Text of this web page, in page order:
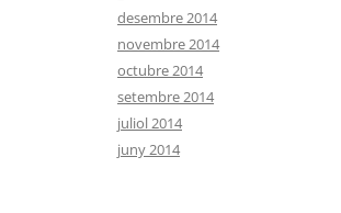
desembre 2014
novembre 2014
octubre 2014
setembre 2014
juliol 2014
juny 2014